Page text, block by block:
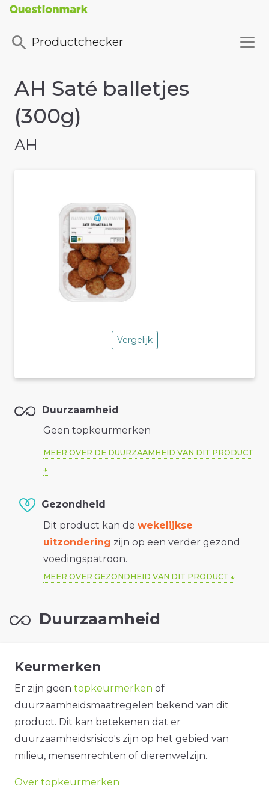
Productchecker
AH Saté balletjes
(300g)
AH
Vergelijk
Duurzaamheid
Geen topkeurmerken
MEER OVER DE DUURZAAMHEID VAN DIT PRODUCT
Gezondheid
Dit product kan de wekelijkse
uitzondering zijn op een verder gezond
voedingspatroon.
MEER OVER GEZONDHEID VAN DIT PRODUCT
Duurzaamheid
Keurmerken
Er zijn geen topkeurmerken of
duurzaamheidsmaatregelen bekend van dit
product. Dit kan betekenen dat er
duurzaamheidsrisico's zijn op het gebied van
milieu, mensenrechten of dierenwelzijn.
Over topkeurmerken